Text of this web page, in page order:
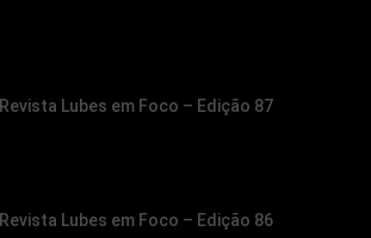
Revista Lubes em Foco – Edição 87
Revista Lubes em Foco – Edição 86